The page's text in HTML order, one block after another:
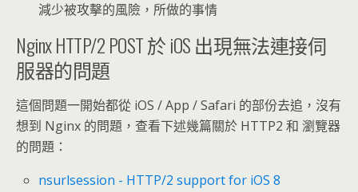
減少被攻擊的風險，所做的事情
Nginx HTTP/2 POST 於 iOS 出現無法連接伺
服器的問題
這個問題一開始都從 iOS / App / Safari 的部份去追，沒有
想到 Nginx 的問題，查看下述幾篇關於 HTTP2 和 瀏覽器
的問題：
nsurlsession - HTTP/2 support for iOS 8